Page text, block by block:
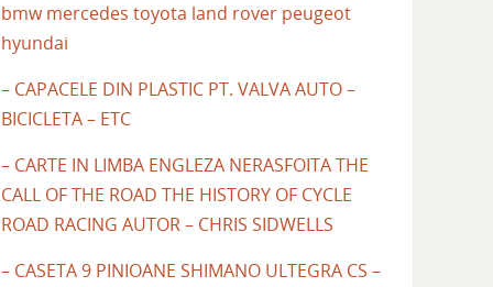
bmw mercedes toyota land rover peugeot
hyundai
– CAPACELE DIN PLASTIC PT. VALVA AUTO –
BICICLETA – ETC
– CARTE IN LIMBA ENGLEZA NERASFOITA THE
CALL OF THE ROAD THE HISTORY OF CYCLE
ROAD RACING AUTOR – CHRIS SIDWELLS
– CASETA 9 PINIOANE SHIMANO ULTEGRA CS –